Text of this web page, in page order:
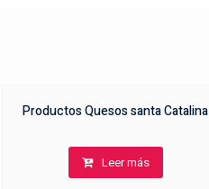
Productos Quesos santa Catalina
Leer más